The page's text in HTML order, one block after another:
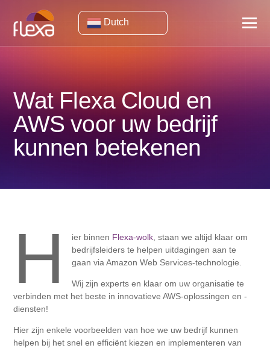
Dutch
Wat Flexa Cloud en
AWS voor uw bedrijf
kunnen betekenen
H ier binnen Flexa-wolk , staan ​​we altijd klaar om
bedrijfsleiders te helpen uitdagingen aan te
gaan via Amazon Web Services-technologie.
Wij zijn experts en klaar om uw organisatie te
verbinden met het beste in innovatieve AWS-oplossingen en -
diensten!
Hier zijn enkele voorbeelden van hoe we uw bedrijf kunnen
helpen bij het snel en efficiënt kiezen en implementeren van